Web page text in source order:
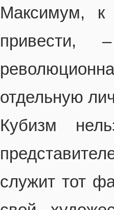
Максимум, к
привести,
отдельную
Кубизм
служит тот